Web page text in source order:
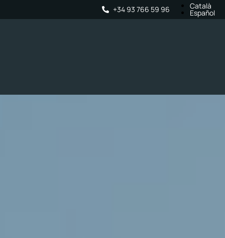
+34 93 766 59 96 Català
Español